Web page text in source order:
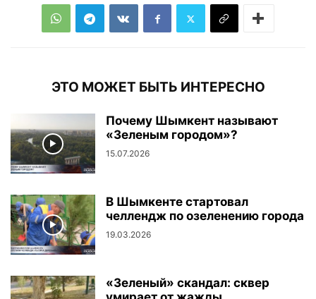
ЭТО МОЖЕТ БЫТЬ ИНТЕРЕСНО
Почему Шымкент называют
«Зеленым городом»?
15.07.2026
В Шымкенте стартовал
челлендж по озеленению города
19.03.2026
«Зеленый» скандал: сквер